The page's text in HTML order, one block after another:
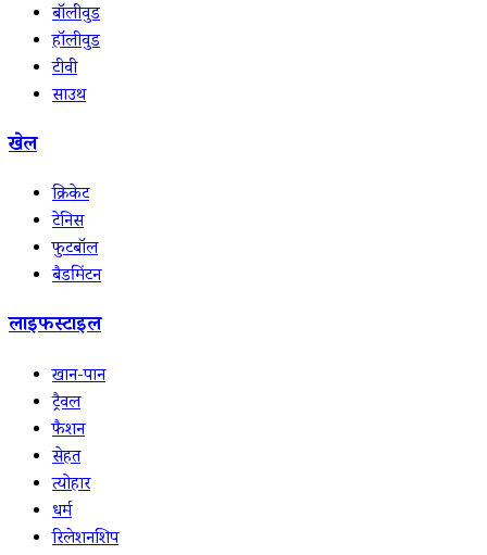
बॉलीवुड
हॉलीवुड
टीवी
साउथ
खेल
क्रिकेट
टेनिस
फुटबॉल
बैडमिंटन
लाइफस्टाइल
खान-पान
ट्रैवल
फैशन
सेहत
त्योहार
धर्म
रिलेशनशिप